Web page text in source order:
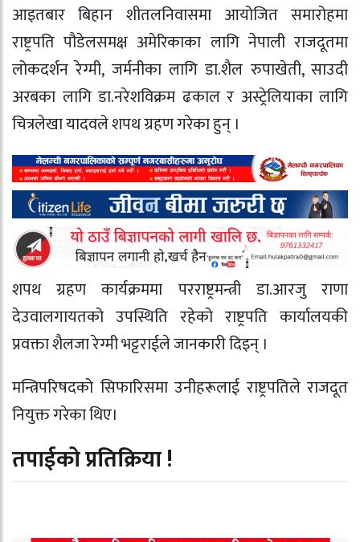
आइतबार बिहान शीतलनिवासमा आयोजित समारोहमा
राष्ट्रपति पौडेलसमक्ष अमेरिकाका लागि नेपाली राजदूतमा
लोकदर्शन रेग्मी, जर्मनीका लागि डा.शैल रुपाखेती, साउदी
अरबका लागि डा.नरेशविक्रम ढकाल र अस्ट्रेलियाका लागि
चित्रलेखा यादवले शपथ ग्रहण गरेका हुन् ।
शपथ ग्रहण कार्यक्रममा परराष्ट्रमन्त्री डा.आरजु राणा
देउवालगायतको उपस्थिति रहेको राष्ट्रपति कार्यालयकी
प्रवक्ता शैलजा रेग्मी भट्टराईले जानकारी दिइन् ।
मन्त्रिपरिषदको सिफारिसमा उनीहरूलाई राष्ट्रपतिले राजदूत
नियुक्त गरेका थिए।
तपाईको प्रतिक्रिया !